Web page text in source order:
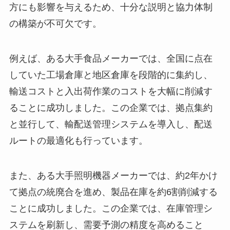
方にも影響を与えるため、十分な説明と協力体制
の構築が不可欠です。
例えば、ある大手食品メーカーでは、全国に点在
していた工場倉庫と地区倉庫を段階的に集約し、
輸送コストと入出荷作業のコストを大幅に削減す
ることに成功しました。この企業では、拠点集約
と並行して、輸配送管理システムを導入し、配送
ルートの最適化も行っています。
また、ある大手照明機器メーカーでは、約2年かけ
て拠点の統廃合を進め、製品在庫を約6割削減する
ことに成功しました。この企業では、在庫管理シ
ステムを刷新し、需要予測の精度を高めること